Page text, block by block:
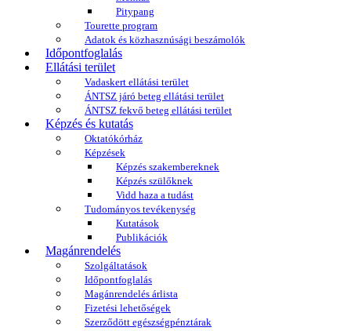
Pitypang
Tourette program
Adatok és közhasznúsági beszámolók
Időpontfoglalás
Ellátási terület
Vadaskert ellátási terület
ÁNTSZ járó beteg ellátási terület
ÁNTSZ fekvő beteg ellátási terület
Képzés és kutatás
Oktatókórház
Képzések
Képzés szakembereknek
Képzés szülőknek
Vidd haza a tudást
Tudományos tevékenység
Kutatások
Publikációk
Magánrendelés
Szolgáltatások
Időpontfoglalás
Magánrendelés árlista
Fizetési lehetőségek
Szerződött egészségpénztárak